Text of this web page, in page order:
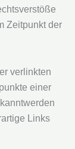
Zeitpunkt der
verlinkten
einer
Links